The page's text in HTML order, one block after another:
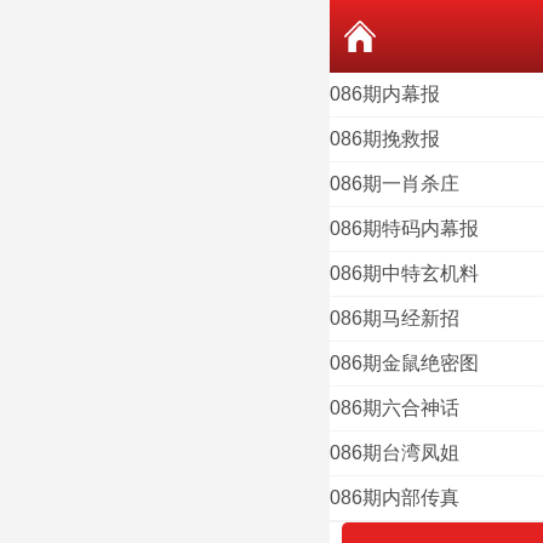
086期内幕报
086期挽救报
086期一肖杀庄
086期特码内幕报
086期中特玄机料
086期马经新招
086期金鼠绝密图
086期六合神话
086期台湾凤姐
086期内部传真